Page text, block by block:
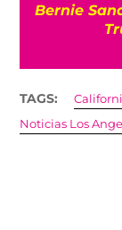
Bernie
TAGS:
Noticias Los